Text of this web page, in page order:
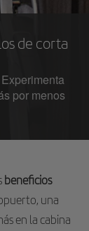
de corta
por menos
beneficios
una
en la cabina